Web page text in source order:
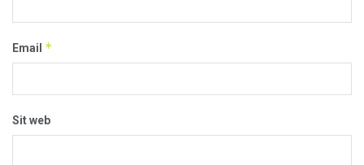
Email *
Sit web